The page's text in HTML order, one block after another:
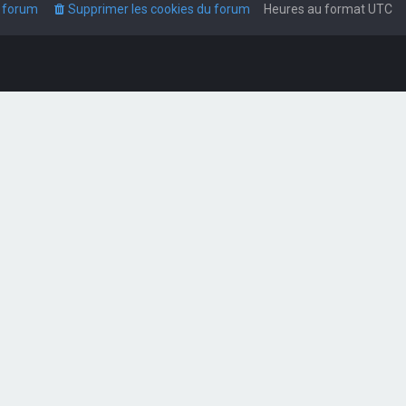
Heures au formatUTC
Supprimer les cookies du forum
forum